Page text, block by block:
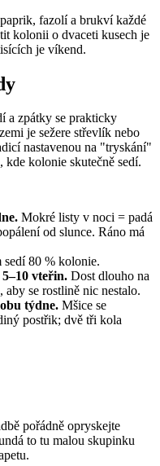
fazolí a brukví každé
kolonii o dvaceti kusech je
je víkend.
a zpátky se prakticky
je sežere střevlík nebo
nastavenou na "tryskání"
kolonie skutečně sedí.
Mokré listy v noci = padá
od slunce. Ráno má
sedí 80 % kolonie.
vteřin. Dost dlouho na
aby se rostlině nic nestalo.
týdne. Mšice se
postřik; dvě tři kola
pořádně opryskejte
to tu malou skupinku